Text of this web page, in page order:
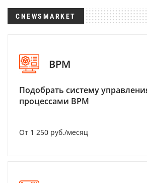
CNEWSMARKET
BPM
Подобрать систему
процессами BPM
От 1 250 руб./месяц